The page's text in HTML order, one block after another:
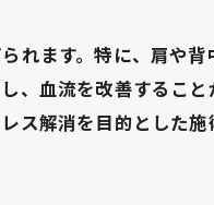
れます。特に、肩や
、血流を改善すること
ス解消を目的とした